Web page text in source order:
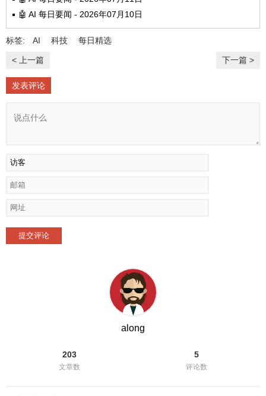
🤖 AI 每日要闻 - 2026年07月10日
标签: AI 科技 每日精选
< 上一篇 下一篇 >
发表评论
提交评论
along
203
文章数
5
评论数